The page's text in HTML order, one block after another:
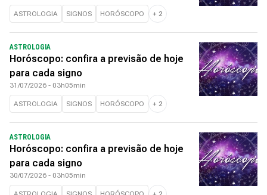
ASTROLOGIA SIGNOS HORÓSCOPO + 2
ASTROLOGIA
Horóscopo: confira a previsão de hoje
para cada signo
31/07/2026 - 03h05min
ASTROLOGIA SIGNOS HORÓSCOPO + 2
ASTROLOGIA
Horóscopo: confira a previsão de hoje
para cada signo
30/07/2026 - 03h05min